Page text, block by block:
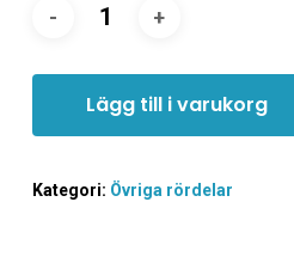
Lägg till i varukorg
Kategori: Övriga rördelar